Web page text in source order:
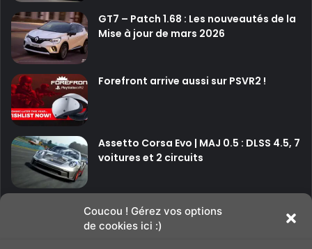
Coucou ! Gérez vos options
de cookies ici :)
GT7 – Patch 1.68 : Les nouveautés de la
Mise à jour de mars 2026
Forefront arrive aussi sur PSVR2 !
Assetto Corsa Evo | MAJ 0.5 : DLSS 4.5, 7
voitures et 2 circuits
P
a
P